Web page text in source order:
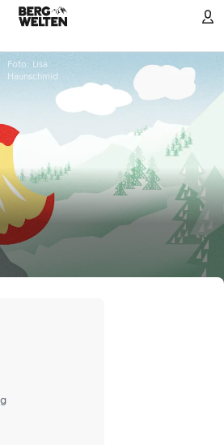
Foto: Lisa
Haunschmid